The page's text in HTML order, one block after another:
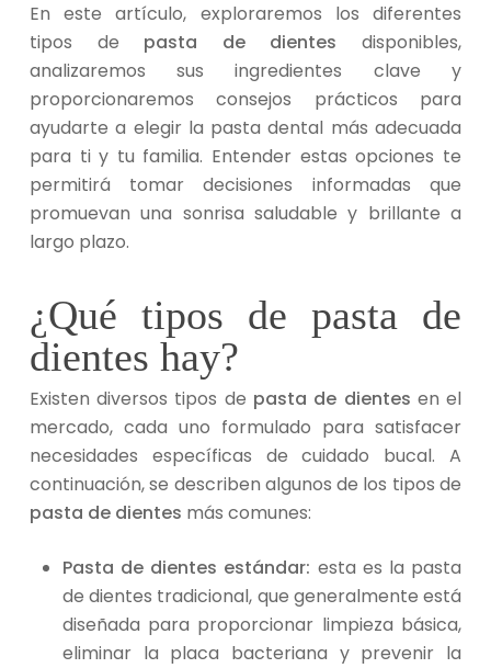
En este artículo, exploraremos los diferentes
tipos de pasta de dientes disponibles,
analizaremos sus ingredientes clave y
proporcionaremos consejos prácticos para
ayudarte a elegir la pasta dental más adecuada
para ti y tu familia. Entender estas opciones te
permitirá tomar decisiones informadas que
promuevan una sonrisa saludable y brillante a
largo plazo.
¿Qué tipos de pasta de
dientes hay?
Existen diversos tipos de pasta de dientes en el
mercado, cada uno formulado para satisfacer
necesidades específicas de cuidado bucal. A
continuación, se describen algunos de los tipos de
pasta de dientes más comunes:
Pasta de dientes estándar: esta es la pasta
de dientes tradicional, que generalmente está
diseñada para proporcionar limpieza básica,
eliminar la placa bacteriana y prevenir la